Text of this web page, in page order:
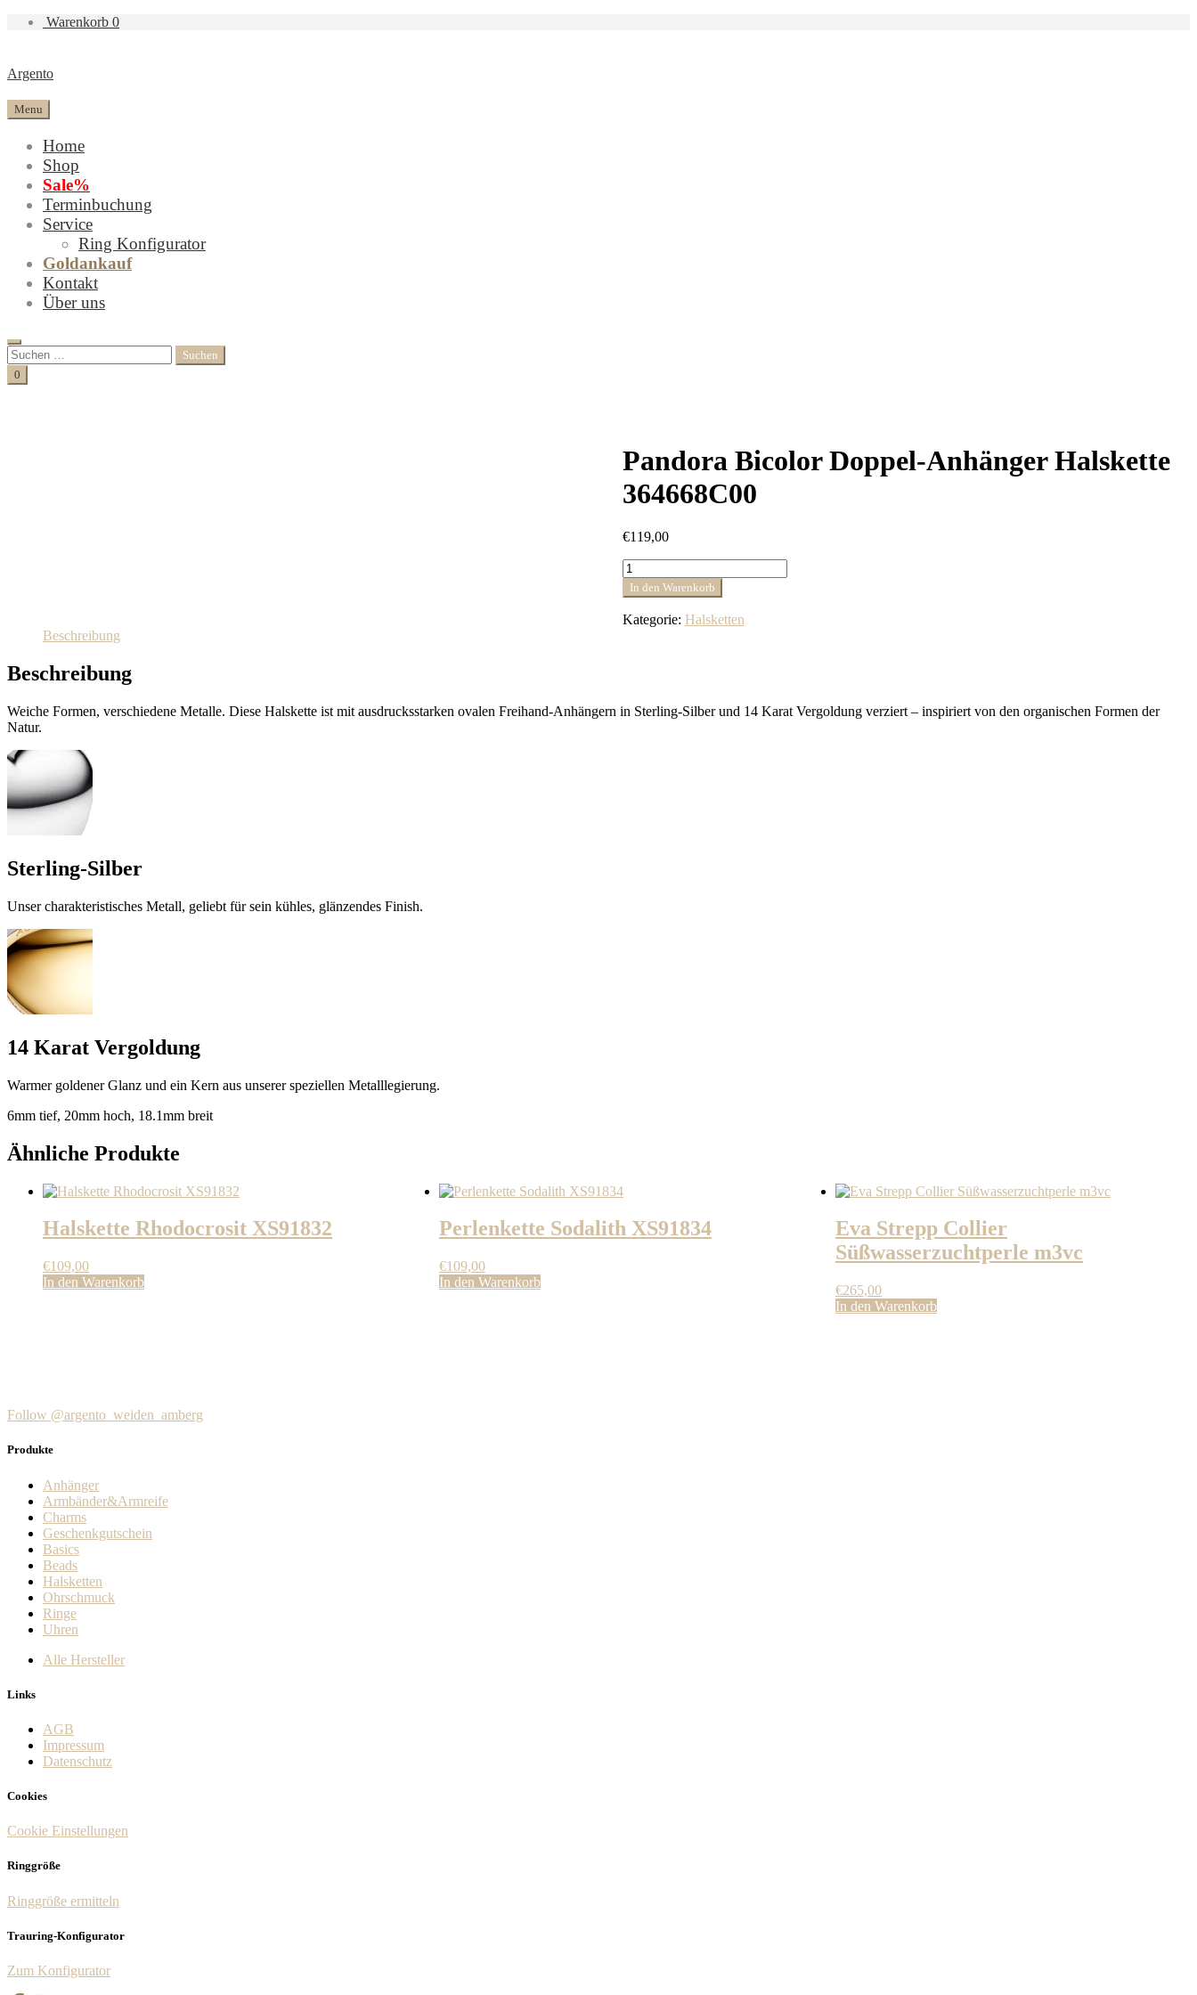
Warenkorb 0
Argento
Menu
Home
Shop
Sale%
Terminbuchung
Service
Ring Konfigurator
Goldankauf
Kontakt
Über uns
Search
Suchen
nach:
Cart
0
Pandora Bicolor Doppel-Anhänger Halskette
364668C00
€119,00
Pandora
Bicolor
Doppel-
Anhänger
Halskette
In den Warenkorb
Kategorie: Halsketten
Beschreibung
Beschreibung
Weiche Formen, verschiedene Metalle. Diese Halskette ist mit ausdrucksstarken ovalen Freihand-Anhängern in Sterling-Silber und 14 Karat Vergoldung verziert – inspiriert von den organischen Formen der
Natur.
Sterling-Silber
Unser charakteristisches Metall, geliebt für sein kühles, glänzendes Finish.
14 Karat Vergoldung
Warmer goldener Glanz und ein Kern aus unserer speziellen Metalllegierung.
6mm tief, 20mm hoch, 18.1mm breit
Ähnliche Produkte
Halskette Rhodocrosit XS91832
€109,00
In den Warenkorb
Perlenkette Sodalith XS91834
€109,00
In den Warenkorb
Eva Strepp Collier
Süßwasserzuchtperle m3vc
€265,00
In den Warenkorb
Follow @argento_weiden_amberg
Produkte
Anhänger
Armbänder&Armreife
Charms
Geschenkgutschein
Basics
Beads
Halsketten
Ohrschmuck
Ringe
Uhren
Alle Hersteller
Links
AGB
Impressum
Datenschutz
Cookies
Cookie Einstellungen
Ringgröße
Ringgröße ermitteln
Trauring-Konfigurator
Zum Konfigurator